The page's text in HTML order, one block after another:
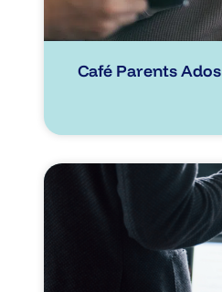
Café Parents Ados